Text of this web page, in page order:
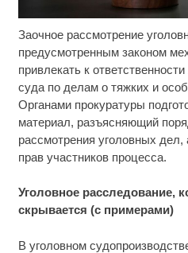
Заочное рассмотрение
предусмотренным законом
привлекать к
суда по делам о тяжких и
Органами прокуратуры
материал, разъясняющий
рассмотрения уголовных дел,
прав участников процесса.
Уголовное расследование,
скрывается (с примерами)
В уголовном
Скрытые признаки
Ролик из Омска: вы
Какие товары
2026 года